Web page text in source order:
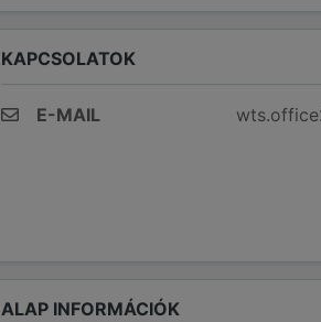
KAPCSOLATOK
E-MAIL
ALAP INFORMÁCIÓK